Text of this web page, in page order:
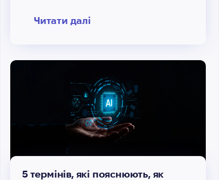
Читати далі
5 термінів, які пояснюють, як